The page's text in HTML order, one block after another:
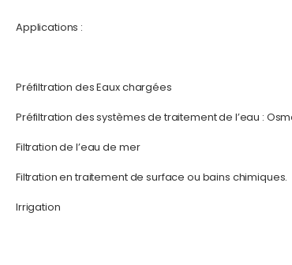
Applications :
Préfiltration des Eaux chargées
Préfiltration des systèmes de traitement de l’eau :
Filtration de l’eau de mer
Filtration en traitement de surface ou bains chimiques.
Irrigation